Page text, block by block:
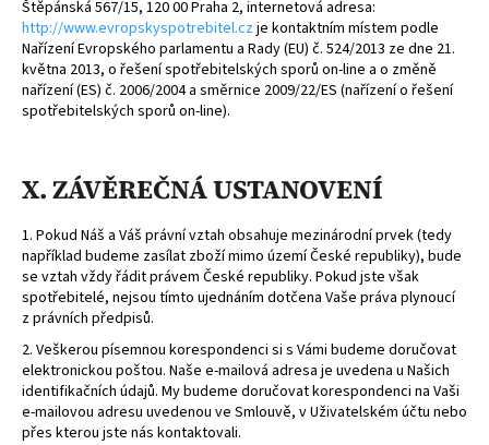
Štěpánská 567/15, 120 00 Praha 2, internetová adresa:
http://www.evropskyspotrebitel.czje kontaktním místem podle
Nařízení Evropského parlamentu a Rady (EU) č. 524/2013 ze dne 21.
května 2013, o řešení spotřebitelských sporů on-line a o změně
nařízení (ES) č. 2006/2004 a směrnice 2009/22/ES (nařízení o řešení
spotřebitelských sporů on-line).
X. ZÁVĚREČNÁ USTANOVENÍ
1. Pokud Náš a Váš právní vztah obsahuje mezinárodní prvek (tedy
například budeme zasílat zboží mimo území České republiky), bude
se vztah vždy řádit právem České republiky. Pokud jste však
spotřebitelé, nejsou tímto ujednáním dotčena Vaše práva plynoucí
z právních předpisů.
2. Veškerou písemnou korespondenci si s Vámi budeme doručovat
elektronickou poštou. Naše e-mailová adresa je uvedena u Našich
identifikačních údajů. My budeme doručovat korespondenci na Vaši
e-mailovou adresu uvedenou ve Smlouvě, v Uživatelském účtu nebo
přes kterou jste nás kontaktovali.